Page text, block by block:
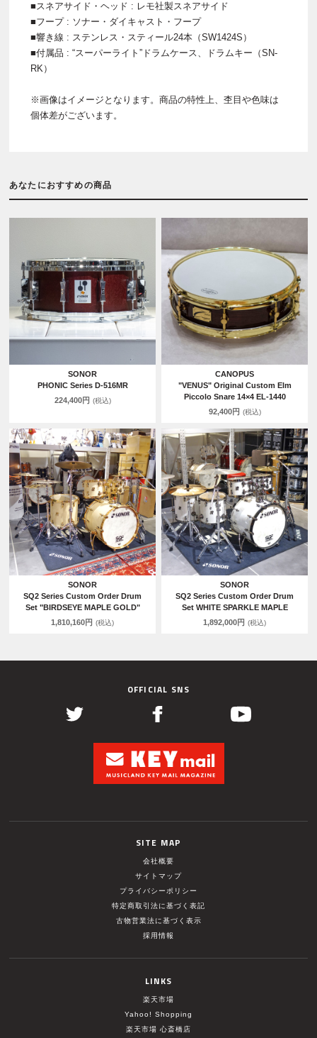
■スネアサイド・ヘッド : レモ社製スネアサイド
■フープ : ソナー・ダイキャスト・フープ
■響き線 : ステンレス・スティール24本（SW1424S）
■付属品 : “スーパーライト”ドラムケース、ドラムキー（SN-
RK）
※画像はイメージとなります。商品の特性上、杢目や色味は
個体差がございます。
あなたにおすすめの商品
SONOR
PHONIC Series D-516MR
224,400円 (税込)
CANOPUS
"VENUS" Original Custom Elm
Piccolo Snare 14×4 EL-1440
92,400円 (税込)
SONOR
SQ2 Series Custom Order Drum
Set "BIRDSEYE MAPLE GOLD"
1,810,160円 (税込)
SONOR
SQ2 Series Custom Order Drum
Set WHITE SPARKLE MAPLE
1,892,000円 (税込)
OFFICIAL SNS
SITE MAP
会社概要
サイトマップ
プライバシーポリシー
特定商取引法に基づく表記
古物営業法に基づく表示
採用情報
LINKS
楽天市場
Yahoo! Shopping
楽天市場 心斎橋店